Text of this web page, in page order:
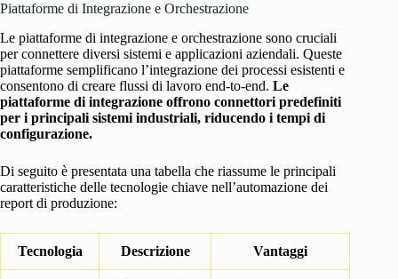
Piattaforme di Integrazione e Orchestrazione
Le piattaforme di integrazione e orchestrazione sono cruciali
per connettere diversi sistemi e applicazioni aziendali. Queste
piattaforme semplificano l’integrazione dei processi esistenti e
consentono di creare flussi di lavoro end-to-end. Le
piattaforme di integrazione offrono connettori predefiniti
per i principali sistemi industriali, riducendo i tempi di
configurazione.
Di seguito è presentata una tabella che riassume le principali
caratteristiche delle tecnologie chiave nell’automazione dei
report di produzione:
Tecnologia Descrizione Vantaggi